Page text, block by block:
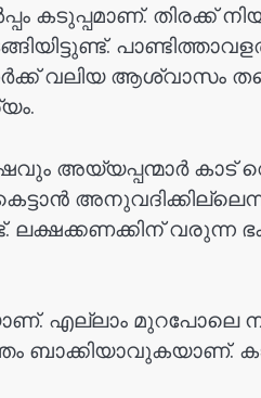
തിരക്ക്
വലിയ ആശ്വാസം
കാട്
ലക്ഷക്കണക്കിന്
എല്ലാം മുറപോലെ
ബാക്കിയാവുകയാണ്.